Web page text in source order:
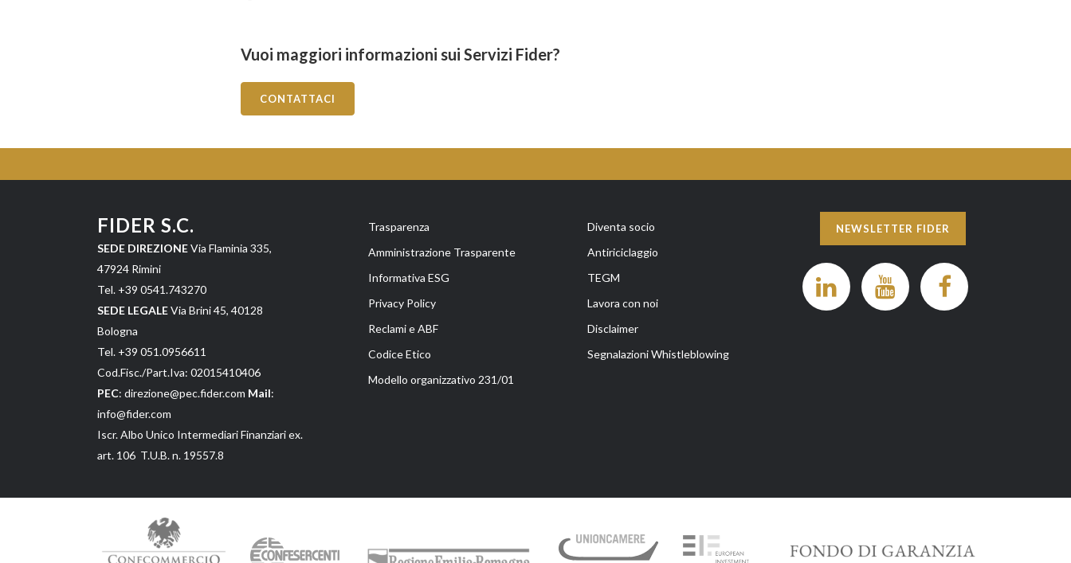
Vuoi maggiori informazioni sui Servizi Fider?
CONTATTACI
FIDER S.C.
SEDE DIREZIONEVia Flaminia 335,
47924 Rimini
Tel. +39 0541.743270
SEDE LEGALE Via Brini 45, 40128
Bologna
Tel. +39 051.0956611
Cod.Fisc./Part.Iva: 02015410406
PEC: direzione@pec.fider.comMail:
info@fider.com
Iscr. Albo Unico Intermediari Finanziari ex.
art. 106 T.U.B. n. 19557.8
Trasparenza
Amministrazione Trasparente
Informativa ESG
Privacy Policy
Reclami e ABF
Codice Etico
Modello organizzativo 231/01
Diventa socio
Antiriciclaggio
TEGM
Lavora con noi
Disclaimer
Segnalazioni Whistleblowing
NEWSLETTER FIDER